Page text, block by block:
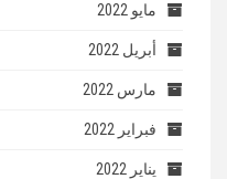
مايو 2022
أبريل 2022
مارس 2022
فبراير 2022
يناير 2022